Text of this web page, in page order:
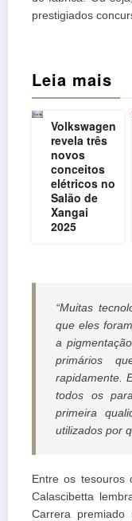
prestigiados
Leia mais
Volkswagen
revela três
novos
conceitos
elétricos no
Salão de
Xangai
2025
“Muitas
que eles
a
primários
rapidamente.
todos os
primeira
utilizados por
Entre os tesouros
Calascibetta
Carrera premiado